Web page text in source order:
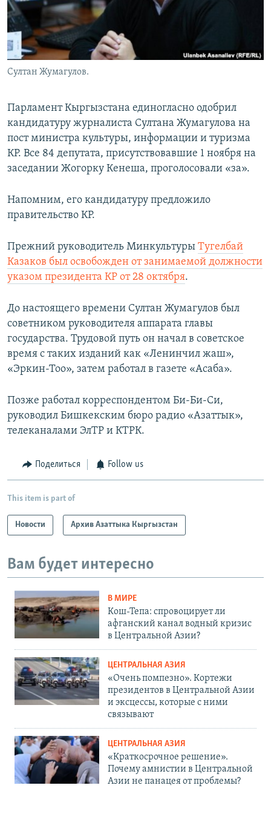
Султан Жумагулов.
Парламент Кыргызстана единогласно одобрил
кандидатуру журналиста Султана Жумагулова на
пост министра культуры, информации и туризма
КР. Все 84 депутата, присутствовавшие 1 ноября на
заседании Жогорку Кенеша, проголосовали «за».
Напомним, его кандидатуру предложило
правительство КР.
Прежний руководитель Минкультуры Тугелбай
Казаков был освобожден от занимаемой должности
указом президента КР от 28 октября.
До настоящего времени Султан Жумагулов был
советником руководителя аппарата главы
государства. Трудовой путь он начал в советское
время с таких изданий как «Ленинчил жаш»,
«Эркин-Тоо», затем работал в газете «Асаба».
Позже работал корреспондентом Би-Би-Си,
руководил Бишкекским бюро радио «Азаттык»,
телеканалами ЭлТР и КТРК.
Поделиться Follow us
This item is part of
Новости Архив Азаттыка Кыргызстан
Вам будет интересно
В МИРЕ
Кош-Тепа: спровоцирует ли
афганский канал водный кризис
в Центральной Азии?
ЦЕНТРАЛЬНАЯ АЗИЯ
«Очень помпезно». Кортежи
президентов в Центральной Азии
и эксцессы, которые с ними
связывают
ЦЕНТРАЛЬНАЯ АЗИЯ
«Краткосрочное решение».
Почему амнистии в Центральной
Азии не панацея от проблемы?